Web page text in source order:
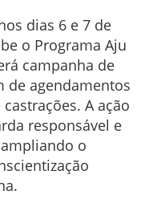
dias 6 e 7 de
o Programa Aju
campanha de
de agendamentos
A ação
responsável e
o